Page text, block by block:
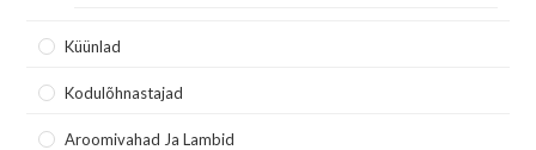
Küünlad
Kodulõhnastajad
Aroomivahad Ja Lambid